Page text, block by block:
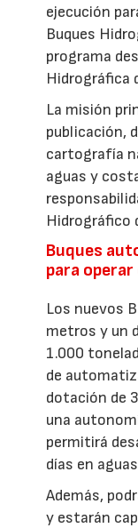
ejecución
Buques
programa
Hidrográfica
La misión
publicación,
cartografía
aguas y
Hidrográfico
Buques
para
Los nuevos
metros y un
1.000
de
dotación de
una
permitirá
días en
Además,
y estarán